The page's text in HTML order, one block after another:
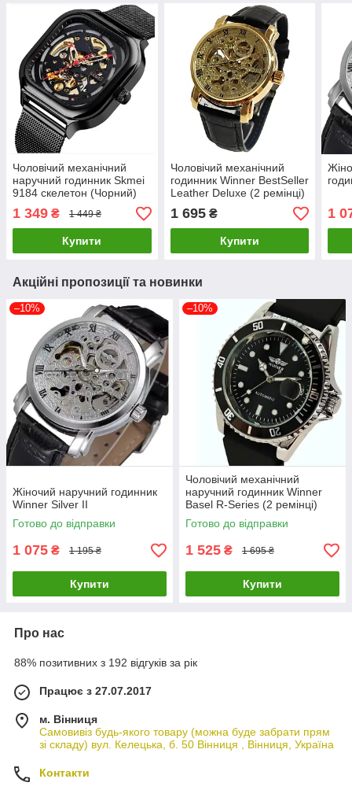
Чоловічий механічний
наручний годинник Skmei
9184 скелетон (Чорний)
1 349 ₴ 1 449 ₴
Купити
Чоловічий механічний
годинник Winner BestSeller
Leather Deluxe (2 ремінці)
1 695₴
Купити
1
Акційні пропозиції та новинки
–10%
Жіночий наручний годинник
Winner Silver II
Готово до відправки
1 075 ₴ 1 195 ₴
Купити
–10%
Чоловічий механічний
наручний годинник Winner
Basel R-Series (2 ремінці)
Готово до відправки
1 525 ₴ 1 695 ₴
Купити
Про нас
88% позитивних з 192 відгуків за рік
Працює з 27.07.2017
м. Вінниця
Самовивіз будь-якого товару (можна буде забрати прям
зі складу) вул. Келецька, б. 50 Вінниця , Вінниця, Україна
Контакти